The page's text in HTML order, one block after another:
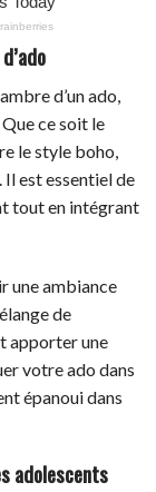
d’un ado,
ce soit le
le style boho,
est essentiel de
tout en intégrant
une ambiance
de
apporter une
votre ado dans
épanoui dans
adolescents